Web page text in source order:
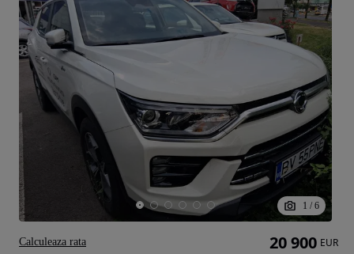
1 / 6
20 900 EUR
Calculeaza rata